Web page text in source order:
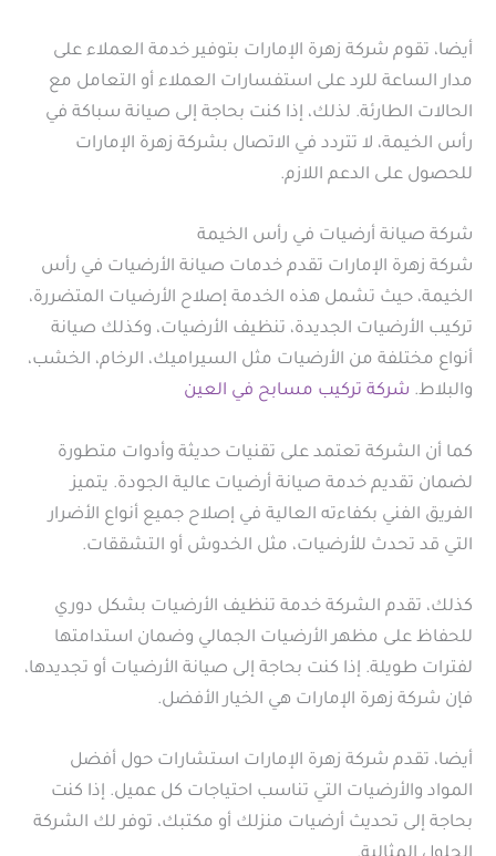
أيضا، تقوم شركة زهرة الإمارات بتوفير خدمة العملاء على
مدار الساعة للرد على استفسارات العملاء أو التعامل مع
الحالات الطارئة. لذلك، إذا كنت بحاجة إلى صيانة سباكة في
رأس الخيمة، لا تتردد في الاتصال بشركة زهرة الإمارات
للحصول على الدعم اللازم.
شركة صيانة أرضيات في رأس الخيمة
شركة زهرة الإمارات تقدم خدمات صيانة الأرضيات في رأس
الخيمة، حيث تشمل هذه الخدمة إصلاح الأرضيات المتضررة،
تركيب الأرضيات الجديدة، تنظيف الأرضيات، وكذلك صيانة
أنواع مختلفة من الأرضيات مثل السيراميك، الرخام، الخشب،
والبلاط. شركة تركيب مسابح في العين
كما أن الشركة تعتمد على تقنيات حديثة وأدوات متطورة
لضمان تقديم خدمة صيانة أرضيات عالية الجودة. يتميز
الفريق الفني بكفاءته العالية في إصلاح جميع أنواع الأضرار
التي قد تحدث للأرضيات، مثل الخدوش أو التشققات.
كذلك، تقدم الشركة خدمة تنظيف الأرضيات بشكل دوري
للحفاظ على مظهر الأرضيات الجمالي وضمان استدامتها
لفترات طويلة. إذا كنت بحاجة إلى صيانة الأرضيات أو تجديدها،
فإن شركة زهرة الإمارات هي الخيار الأفضل.
أيضا، تقدم شركة زهرة الإمارات استشارات حول أفضل
المواد والأرضيات التي تناسب احتياجات كل عميل. إذا كنت
بحاجة إلى تحديث أرضيات منزلك أو مكتبك، توفر لك الشركة